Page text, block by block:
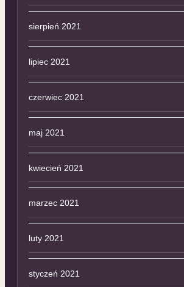
sierpień 2021
lipiec 2021
czerwiec 2021
maj 2021
kwiecień 2021
marzec 2021
luty 2021
styczeń 2021